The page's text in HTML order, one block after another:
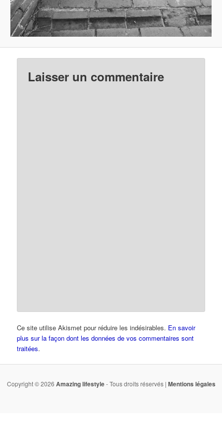
Laisser un commentaire
Ce site utilise Akismet pour réduire les indésirables. En savoir
plus sur la façon dont les données de vos commentaires sont
traitées.
Copyright © 2026 Amazing lifestyle- Tous droits réservés | Mentions légales